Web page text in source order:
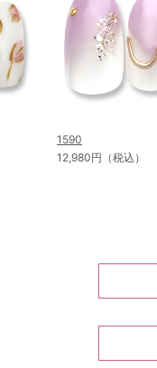
1590
12,980円（税込）